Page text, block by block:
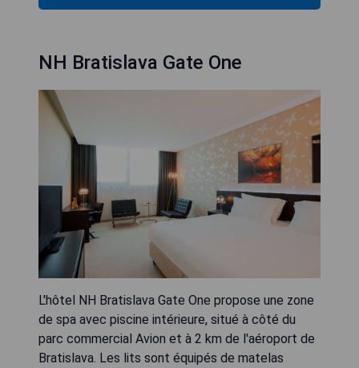
NH Bratislava Gate One
L'hôtel NH Bratislava Gate One propose une zone
de spa avec piscine intérieure, situé à côté du
parc commercial Avion et à 2 km de l'aéroport de
Bratislava. Les lits sont équipés de matelas